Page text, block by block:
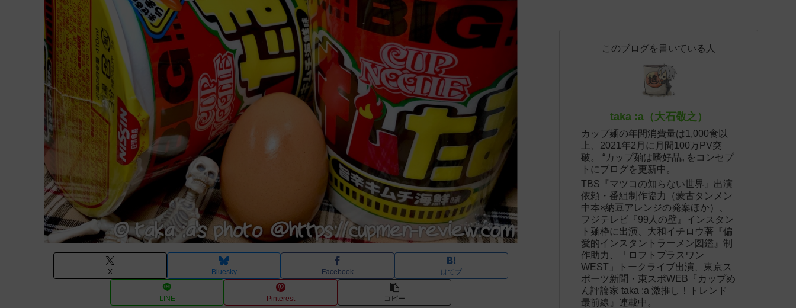
X Bluesky Facebook はてブ
LINE Pinterest コピー
このブログを書いている人
taka :a（大石敬之）
カップ麺の年間消費量は1,000食以
上、2021年2月に月間100万PV突
破。 “カップ麺は嗜好品„ をコンセプ
トにブログを更新中。
TBS『マツコの知らない世界』出演
依頼・番組制作協力（蒙古タンメン
中本×納豆アレンジの発案ほか）、
フジテレビ『99人の壁』インスタン
ト麺枠に出演、大和イチロウ著『偏
愛的インスタントラーメン図鑑』制
作助力、「ロフトプラスワン
WEST」トークライブ出演、東京ス
ポーツ新聞・東スポWEB『カップめ
ん評論家 taka :a 激推し！トレンド
最前線』連載中。